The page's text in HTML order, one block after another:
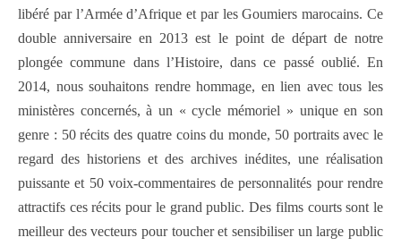
libéré par l’Armée d’Afrique et par les Goumiers marocains. Ce
double anniversaire en 2013 est le point de départ de notre
plongée commune dans l’Histoire, dans ce passé oublié. En
2014, nous souhaitons rendre hommage, en lien avec tous les
ministères concernés, à un « cycle mémoriel » unique en son
genre : 50 récits des quatre coins du monde, 50 portraits avec le
regard des historiens et des archives inédites, une réalisation
puissante et 50 voix-commentaires de personnalités pour rendre
attractifs ces récits pour le grand public. Des films courts sont le
meilleur des vecteurs pour toucher et sensibiliser un large public